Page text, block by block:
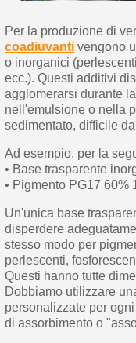
Per la produzione di
coadiuvantivengono
o inorganici
ecc.). Questi additivi
agglomerarsi durante
nell'emulsione o nella
sedimentato, difficile
Ad esempio, per la
• Base trasparente
• Pigmento PG17 60%
Un'unica base
disperdere
stesso modo per
perlescenti,
Questi hanno tutte
Dobbiamo utilizzare
personalizzate per
di assorbimento o